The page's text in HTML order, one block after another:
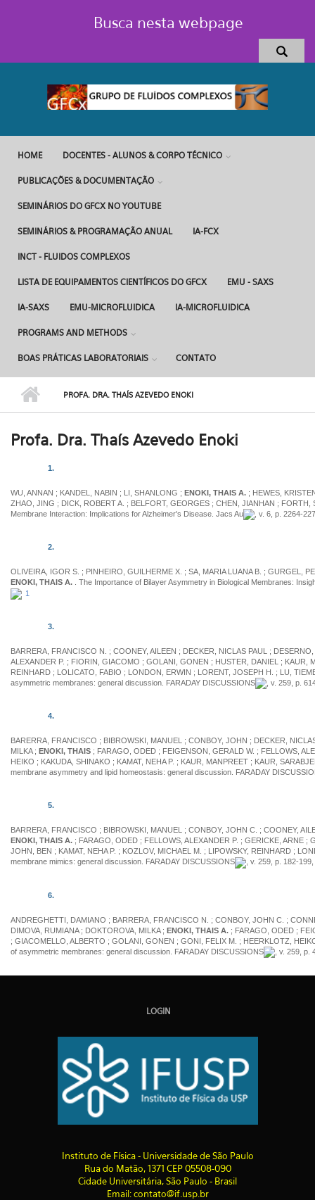
Busca nesta webpage
HOME DOCENTES - ALUNOS & CORPO TÉCNICO
PUBLICAÇÕES & DOCUMENTAÇÃO
SEMINÁRIOS DO GFCX NO YOUTUBE
SEMINÁRIOS & PROGRAMAÇÃO ANUAL IA-FCX
INCT - FLUIDOS COMPLEXOS
LISTA DE EQUIPAMENTOS CIENTÍFICOS DO GFCX EMU - SAXS
IA-SAXS EMU-MICROFLUIDICA IA-MICROFLUIDICA
PROGRAMS AND METHODS
BOAS PRÁTICAS LABORATORIAIS CONTATO
PROFA. DRA. THAÍS AZEVEDO ENOKI
Profa. Dra. Thaís Azevedo Enoki
1.
WU, ANNAN ; KANDEL, NABIN ; LI, SHANLONG ; ENOKI, THAIS A. ; HEWES,
ZHAO, JING ; DICK, ROBERT A. ; BELFORT, GEORGES ; CHEN, JIANHAN ;
Membrane Interaction: Implications for Alzheimer's Disease. Jacs Au
, v. 6, p. 2264-
2.
OLIVEIRA, IGOR S. ; PINHEIRO, GUILHERME X. ; SA, MARIA LUANA B. ; GURGEL,
ENOKI, THAIS A. . The Importance of Bilayer Asymmetry in Biological Membranes:
1
3.
BARRERA, FRANCISCO N. ; COONEY, AILEEN ; DECKER, NICLAS PAUL ;
ALEXANDER P. ; FIORIN, GIACOMO ; GOLANI, GONEN ; HUSTER, DANIEL ; KAUR,
REINHARD ; LOLICATO, FABIO ; LONDON, ERWIN ; LORENT, JOSEPH H. ; LU,
asymmetric membranes: general discussion. FARADAY DISCUSSIONS
, v. 259, p.
4.
BARERRA, FRANCISCO ; BIBROWSKI, MANUEL ; CONBOY, JOHN ; DECKER,
MILKA ; ENOKI, THAIS ; FARAGO, ODED ; FEIGENSON, GERALD W. ; FELLOWS,
HEIKO ; KAKUDA, SHINAKO ; KAMAT, NEHA P. ; KAUR, MANPREET ; KAUR,
membrane asymmetry and lipid homeostasis: general discussion. FARADAY
5.
BARRERA, FRANCISCO ; BIBROWSKI, MANUEL ; CONBOY, JOHN C. ; COONEY,
ENOKI, THAIS A. ; FARAGO, ODED ; FELLOWS, ALEXANDER P. ; GERICKE, ARNE
JOHN, BEN ; KAMAT, NEHA P. ; KOZLOV, MICHAEL M. ; LIPOWSKY, REINHARD ;
membrane mimics: general discussion. FARADAY DISCUSSIONS
, v. 259, p. 182-
6.
ANDREGHETTI, DAMIANO ; BARRERA, FRANCISCO N. ; CONBOY, JOHN C. ;
DIMOVA, RUMIANA ; DOKTOROVA, MILKA ; ENOKI, THAIS A. ; FARAGO, ODED ;
; GIACOMELLO, ALBERTO ; GOLANI, GONEN ; GONI, FELIX M. ; HEERKLOTZ,
of asymmetric membranes: general discussion. FARADAY DISCUSSIONS
, v. 259, p.
LOGIN
Instituto de Física - Universidade de São Paulo
Rua do Matão, 1371 CEP 05508-090
Cidade Universitária, São Paulo - Brasil
Email: contato@if.usp.br